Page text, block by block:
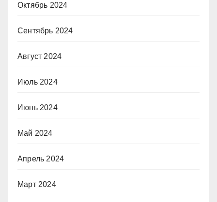
Октябрь 2024
Сентябрь 2024
Август 2024
Июль 2024
Июнь 2024
Май 2024
Апрель 2024
Март 2024